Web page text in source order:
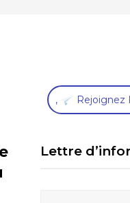
, Rejoignez
Lettre